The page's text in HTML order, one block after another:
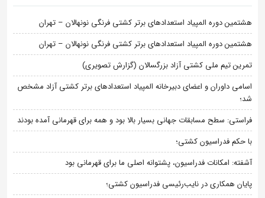
هشتمین دوره المپیاد استعدادهای برتر کشتی فرنگی نونهالان – تهران
هشتمین دوره المپیاد استعدادهای برتر کشتی فرنگی نونهالان – تهران
تمرین تیم ملی کشتی آزاد بزرگسالان (گزارش تصویری)
اسامی داوران و اعضای دبیرخانه المپیاد استعدادهای برتر کشتی آزاد مشخص
شد؛
فراستی: سطح مسابقات جهانی بسیار بالا بود و همه برای قهرمانی آمده بودند
با حکم فدراسیون کشتی؛
آشفته: امکانات فدراسیون، پشتوانه اصلی ما برای قهرمانی بود
پایان همکاری در نایب‌رئیسی فدراسیون کشتی؛